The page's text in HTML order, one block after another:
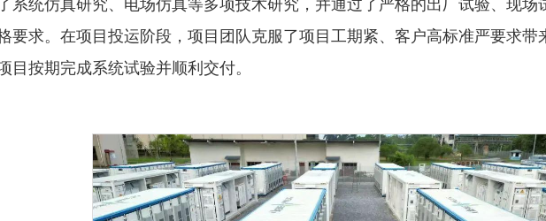
系统仿真研究、电场仿真等多项技术研究，并通过了严格的出厂试验、现
要求。在项目投运阶段，项目团队克服了项目工期紧、客户高标准严要求
按期完成系统试验并顺利交付。